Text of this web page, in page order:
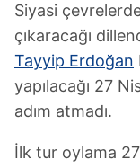
Siyasi
çıkaracağı
Tayyip Erdoğan
yapılacağı 27
adım atmadı.
İlk tur oylama